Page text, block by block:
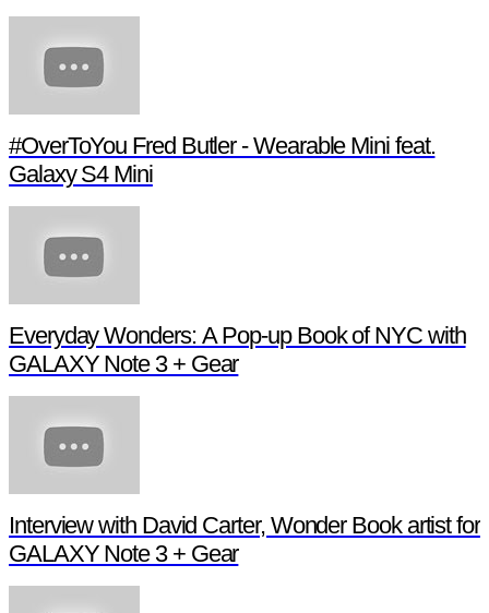
#OverToYou Fred Butler - Wearable Mini feat.
Galaxy S4 Mini
Everyday Wonders: A Pop-up Book of NYC with
GALAXY Note 3 + Gear
Interview with David Carter, Wonder Book artist for
GALAXY Note 3 + Gear